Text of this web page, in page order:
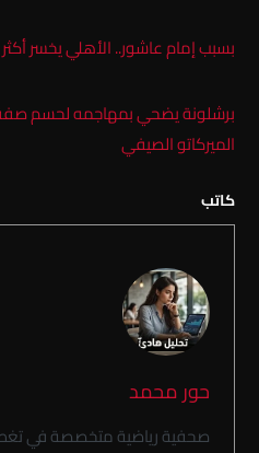
بسبب إمام عاشور.. الأهلي يخسر أكثر من ١٠٠
برشلونة يضحي بمهاجمه لحسم
الميركاتو الصيفي
كاتب
حور محمد
صحفية رياضية متخصصة في